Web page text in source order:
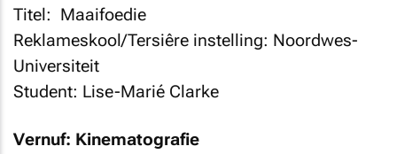
Titel: Maaifoedie
Reklameskool/Tersiêre instelling: Noordwes-
Universiteit
Student: Lise-Marié Clarke
Vernuf: Kinematografie